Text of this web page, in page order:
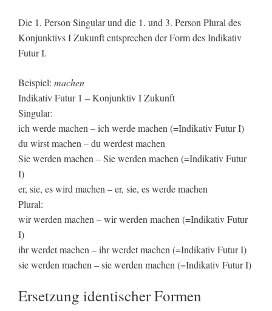
Die 1. Person Singular und die 1. und 3. Person Plural des
Konjunktivs I Zukunft entsprechen der Form des Indikativ
Futur I.
Beispiel: machen
Indikativ Futur 1 – Konjunktiv I Zukunft
Singular:
ich werde machen – ich werde machen (=Indikativ Futur I)
du wirst machen – du werdest machen
Sie werden machen – Sie werden machen (=Indikativ Futur
I)
er, sie, es wird machen – er, sie, es werde machen
Plural:
wir werden machen – wir werden machen (=Indikativ Futur
I)
ihr werdet machen – ihr werdet machen (=Indikativ Futur I)
sie werden machen – sie werden machen (=Indikativ Futur I)
Ersetzung identischer Formen